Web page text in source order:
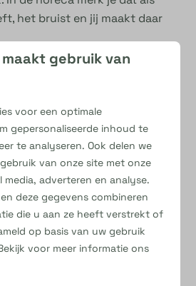
het bruist en jij maakt daar
en hecht team & lekker wat na
dag
wel afwisselende dagen
salaris
vakantiesfeer
deze vakantie onderdeel te
Dan maken we graag
gebruik van
voor een optimale
gepersonaliseerde inhoud te
te analyseren. Ook delen we
van onze site met onze
adverteren en analyse.
deze gegevens combineren
die u aan ze heeft verstrekt of
op basis van uw gebruik
voor meer informatie ons